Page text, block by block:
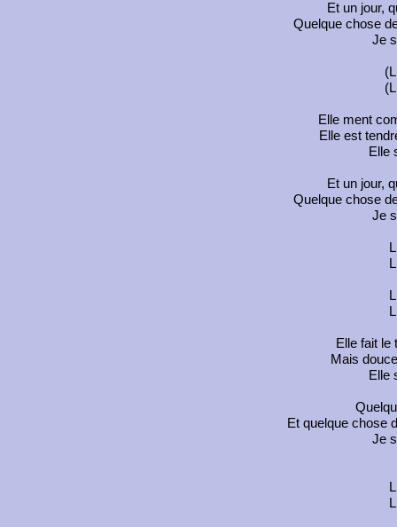
Et un jour,
Quelque chose
Je
Elle ment
Elle est
Elle
Et un jour,
Quelque chose
Je
Elle fait le
Mais
Elle
Et quelque chose
Je